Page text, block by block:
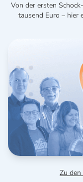
Von der ersten
tausend Euro – hier
Zu